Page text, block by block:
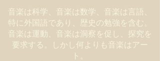
音楽は科学、音楽は数学、音楽は言語、
特に外国語であり、歴史の勉強を含む。
音楽は運動、音楽は洞察を促し、探究を
要求する。しかし何よりも音楽はアー
ト。